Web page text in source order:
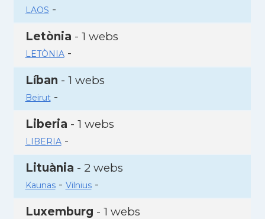
LAOS -
Letònia - 1 webs
LETÒNIA-
Líban - 1 webs
Beirut-
Liberia - 1 webs
LIBERIA-
Lituània - 2 webs
Kaunas- Vilnius-
Luxemburg - 1 webs